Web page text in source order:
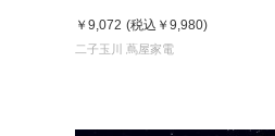
￥9,072 (税込 ￥9,980)
二子玉川 蔦屋家電